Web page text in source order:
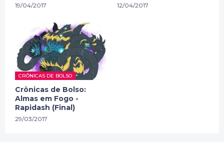
19/04/2017 12/04/2017
CRÔNICAS DE BOLSO
Crônicas de Bolso:
Almas em Fogo -
Rapidash (Final)
29/03/2017